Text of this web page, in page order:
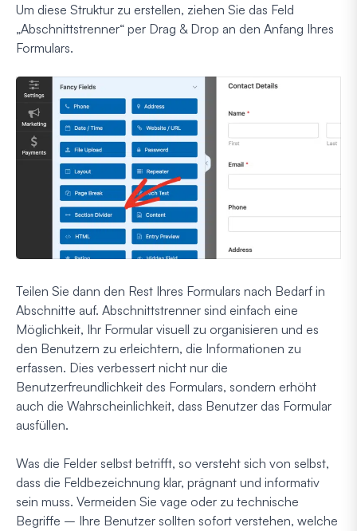
Um diese Struktur zu erstellen, ziehen Sie das Feld
„Abschnittstrenner“ per Drag & Drop an den Anfang Ihres
Formulars.
Teilen Sie dann den Rest Ihres Formulars nach Bedarf in
Abschnitte auf. Abschnittstrenner sind einfach eine
Möglichkeit, Ihr Formular visuell zu organisieren und es
den Benutzern zu erleichtern, die Informationen zu
erfassen. Dies verbessert nicht nur die
Benutzerfreundlichkeit des Formulars, sondern erhöht
auch die Wahrscheinlichkeit, dass Benutzer das Formular
ausfüllen.
Was die Felder selbst betrifft, so versteht sich von selbst,
dass die Feldbezeichnung klar, prägnant und informativ
sein muss. Vermeiden Sie vage oder zu technische
Begriffe – Ihre Benutzer sollten sofort verstehen, welche